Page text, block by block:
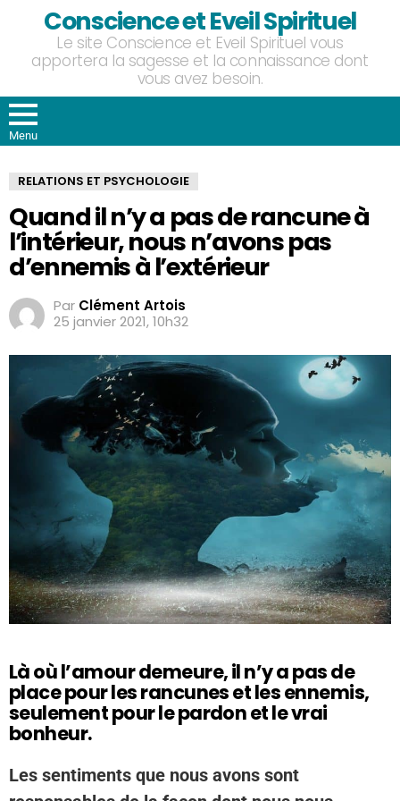
Conscience et Eveil Spirituel
Le site Conscience et Eveil Spirituel vous
apportera la sagesse et la connaissance dont
vous avez besoin.
Menu
RELATIONS ET PSYCHOLOGIE
Quand il n’y a pas de rancune à
l’intérieur, nous n’avons pas
d’ennemis à l’extérieur
Par Clément Artois
25 janvier 2021, 10h32
Là où l’amour demeure, il n’y a pas de
place pour les rancunes et les ennemis,
seulement pour le pardon et le vrai
bonheur.
Les sentiments que nous avons sont